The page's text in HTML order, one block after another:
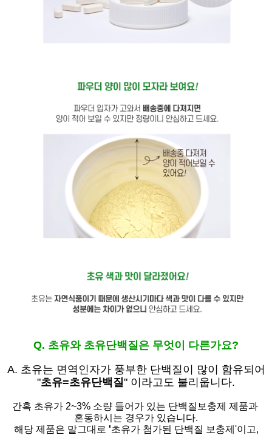
Q. 초유와 초유단백질은 무엇이 다른가요?
A. 초유는 면역인자가 풍부한 단백질이 많이 함유되어
"초유=초유단백질 " 이라고도 불리웁니다.
간혹 초유가 2~3% 소량 들어가 있는 단백질보충제 제품과
혼동하시는 경우가 있습니다.
해당 제품은 말그대로 '초유가 첨가된 단백질 보충제'이고,